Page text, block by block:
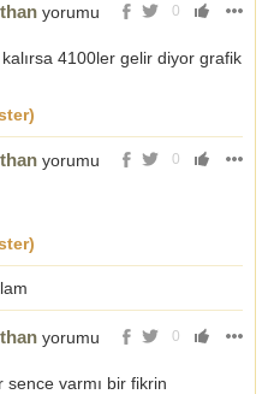
0
yorumu
4100ler gelir diyor grafik
0
yorumu
0
yorumu
varmı bir fikrin